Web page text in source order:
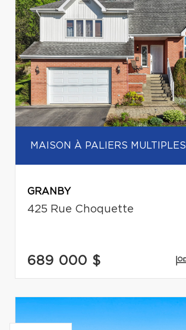
MAISON À PALIERS MULTIPLES
GRANBY
425 Rue Choquette
689 000 $